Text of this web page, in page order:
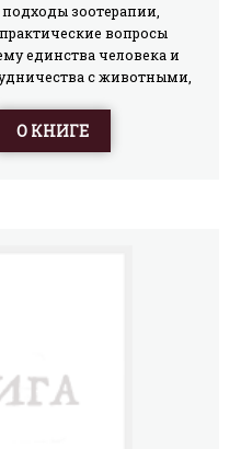
зоотерапии,
вопросы
единства человека и
с животными,
и практический
О КНИГЕ